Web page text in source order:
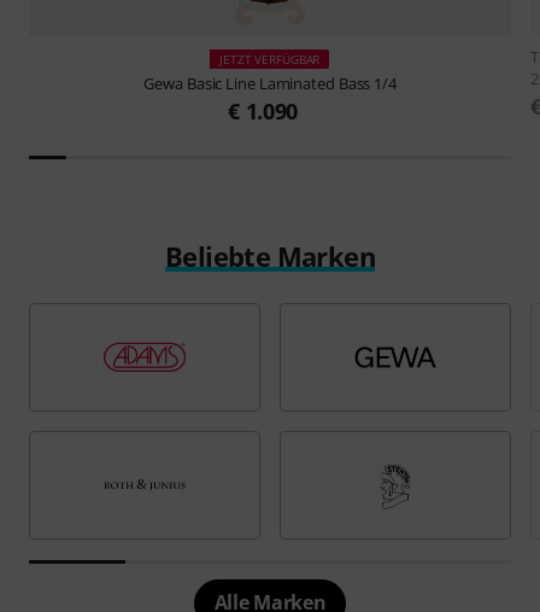
JETZT VERFÜGBAR
Gewa Basic Line Laminated Bass 1/4
€ 1.090
Beliebte Marken
Alle Marken